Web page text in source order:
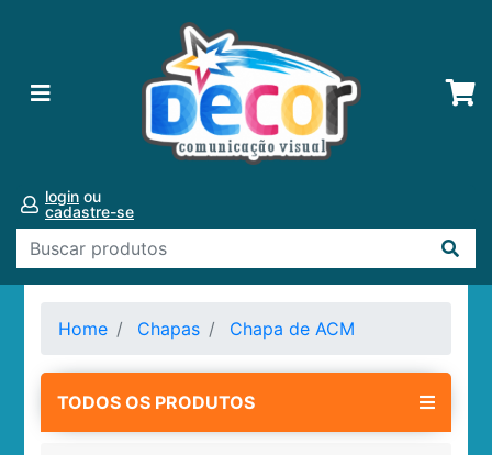
login ou
cadastre-se
Home Chapas Chapa de ACM
TODOS OS PRODUTOS